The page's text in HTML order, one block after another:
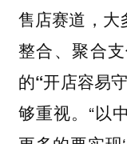
售店赛道，大
整合、聚合
的“开店容易
够重视。 “以